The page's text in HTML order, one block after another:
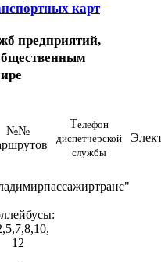
карт
предприятий,
№№
Телефон
диспетчерской
службы
12